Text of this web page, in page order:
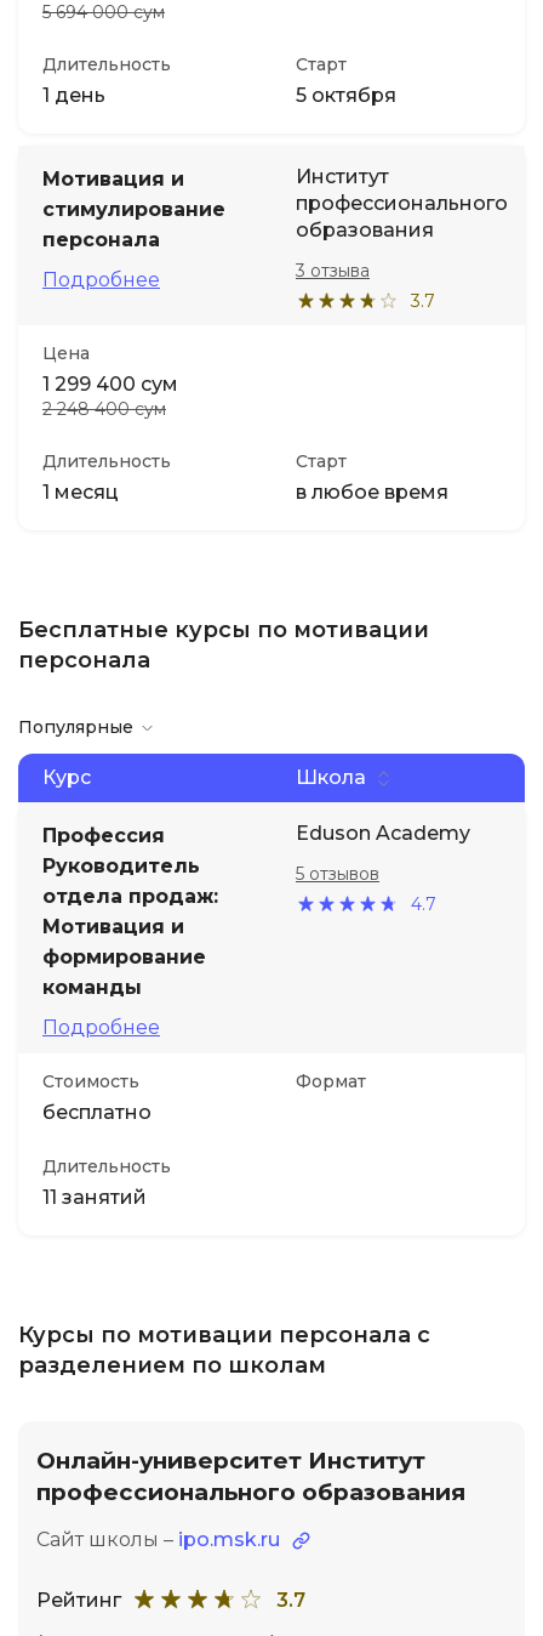
5 694 000 сум
Длительность
1 день
Старт
5 октября
Мотивация и
стимулирование
персонала
Подробнее
Институт
профессионального
образования
3.7
3 отзыва
Цена
1 299 400 сум
2 248 400 сум
Длительность
1 месяц
Старт
в любое время
Бесплатные курсы по мотивации
персонала
Популярные
Курс Школа
Профессия
Руководитель
отдела продаж:
Мотивация и
формирование
команды
Подробнее
Eduson Academy
4.7
5 отзывов
Стоимость
бесплатно
Формат
Длительность
11 занятий
Курсы по мотивации персонала с
разделением по школам
Онлайн-университет Институт
профессионального образования
Сайт школы – ipo.msk.ru
Рейтинг 3.7